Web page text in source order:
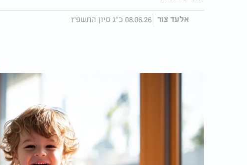
אלעד צור 08.06.26 כ"ג סיון התשפ"ו